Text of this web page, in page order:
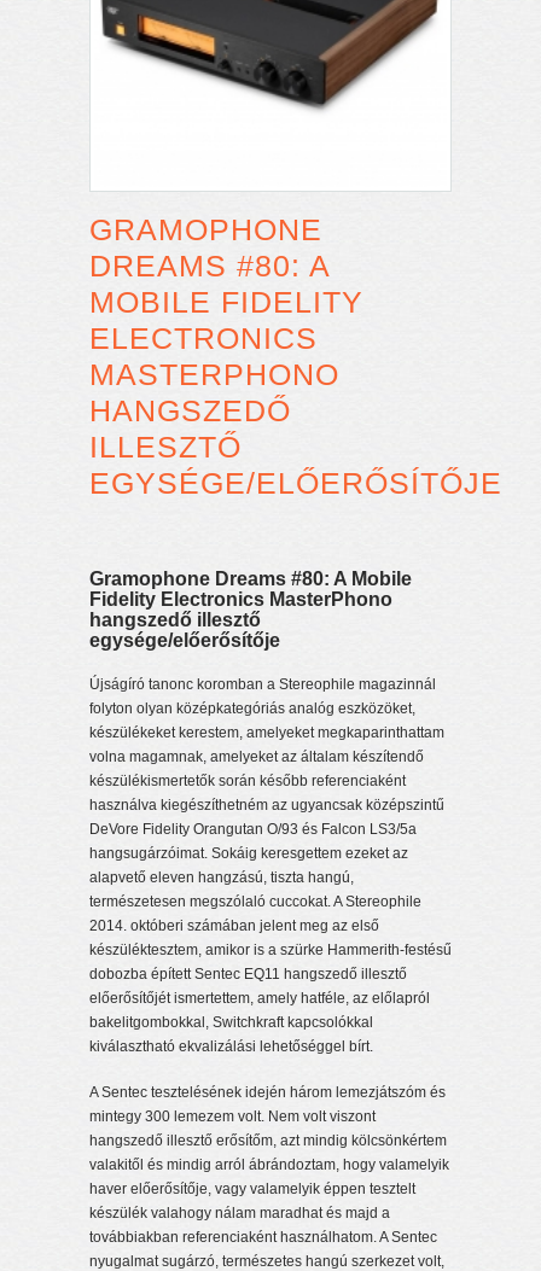
GRAMOPHONE
DREAMS #80: A
MOBILE FIDELITY
ELECTRONICS
MASTERPHONO
HANGSZEDŐ
ILLESZTŐ
EGYSÉGE/ELŐERŐSÍTŐJE
Gramophone Dreams #80: A Mobile
Fidelity Electronics MasterPhono
hangszedő illesztő
egysége/előerősítője
Újságíró tanonc koromban a Stereophile magazinnál
folyton olyan középkategóriás analóg eszközöket,
készülékeket kerestem, amelyeket megkaparinthattam
volna magamnak, amelyeket az általam készítendő
készülékismertetők során később referenciaként
használva kiegészíthetném az ugyancsak középszintű
DeVore Fidelity Orangutan O/93 és Falcon LS3/5a
hangsugárzóimat. Sokáig keresgettem ezeket az
alapvető eleven hangzású, tiszta hangú,
természetesen megszólaló cuccokat. A Stereophile
2014. októberi számában jelent meg az első
készüléktesztem, amikor is a szürke Hammerith-festésű
dobozba épített Sentec EQ11 hangszedő illesztő
előerősítőjét ismertettem, amely hatféle, az előlapról
bakelitgombokkal, Switchkraft kapcsolókkal
kiválasztható ekvalizálási lehetőséggel bírt.
A Sentec tesztelésének idején három lemezjátszóm és
mintegy 300 lemezem volt. Nem volt viszont
hangszedő illesztő erősítőm, azt mindig kölcsönkértem
valakitől és mindig arról ábrándoztam, hogy valamelyik
haver előerősítője, vagy valamelyik éppen tesztelt
készülék valahogy nálam maradhat és majd a
továbbiakban referenciaként használhatom. A Sentec
nyugalmat sugárzó, természetes hangú szerkezet volt,